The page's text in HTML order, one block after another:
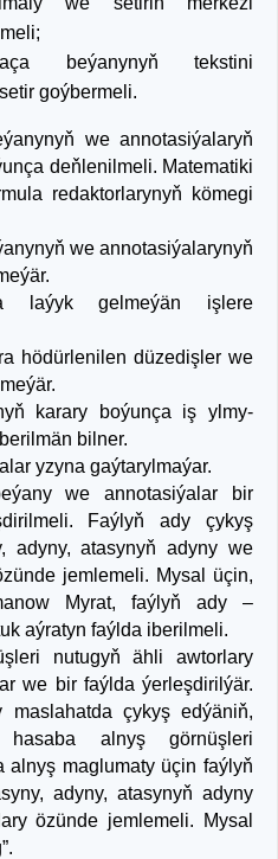
beýanynyň tekstini
goýbermeli.
we annotasiýalaryň
deňlenilmeli. Matematiki
redaktorlarynyň kömegi
we annotasiýalarynyň
laýyk gelmeýän işlere
hödürlenilen düzedişler we
karary boýunça iş ylmy-
bilner.
yzyna gaýtarylmaýar.
we annotasiýalar bir
Faýlyň ady çykyş
adyny, atasynyň adyny we
jemlemeli. Mysal üçin,
Myrat, faýlyň ady –
aýratyn faýlda iberilmeli.
nutugyň ähli awtorlary
we bir faýlda ýerleşdirilýär.
maslahatda çykyş edýäniň,
hasaba alnyş görnüşleri
alnyş maglumaty üçin faýlyň
adyny, atasynyň adyny
özünde jemlemeli. Mysal